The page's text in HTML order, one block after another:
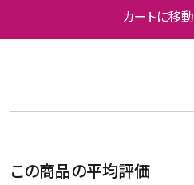
カートに移動
この商品の平均評価